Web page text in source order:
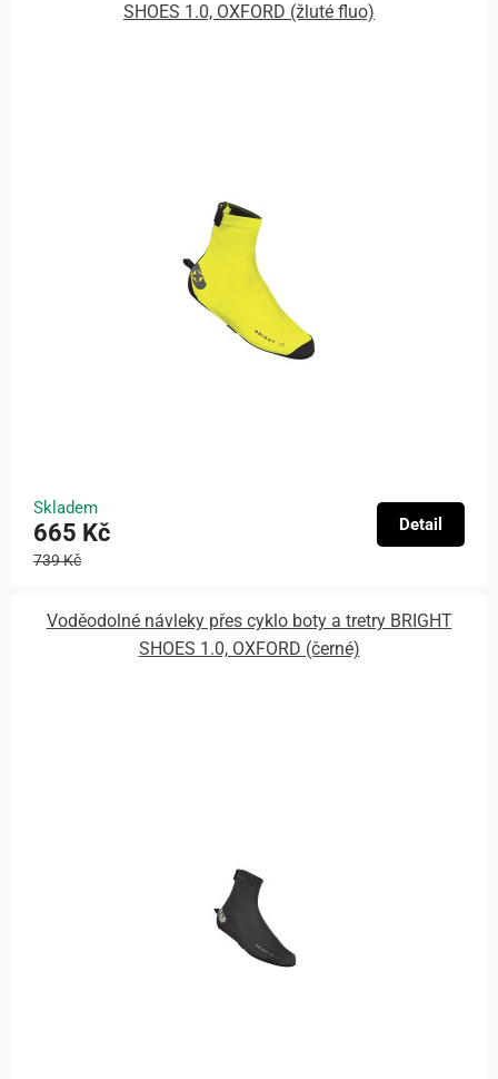
SHOES 1.0, OXFORD (žluté fluo)
Skladem
665 Kč
739 Kč
Detail
Voděodolné návleky přes cyklo boty a tretry BRIGHT
SHOES 1.0, OXFORD (černé)